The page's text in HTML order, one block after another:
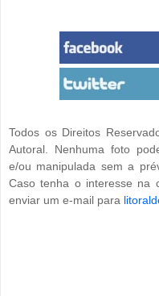
Todos os Direitos
Autoral. Nenhuma foto
e/ou manipulada sem a
Caso tenha o interesse na
enviar um e-mail para